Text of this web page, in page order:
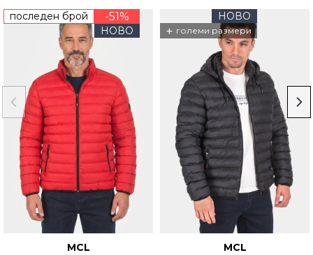
последен брой -51%
НОВО
MCL
НОВО
+ големи размери
MCL